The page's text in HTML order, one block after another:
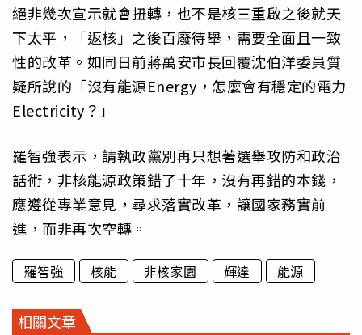
絕非幾次宣示就會扭轉，也不是核三重啟之後就天
下太平，「返核」之後百廢待舉，需要全面且一致
性的改革。如同日前蔣萬安市長回覆沈伯洋委員質
疑所說的「沒有能源Energy，怎麼會有穩定的電力
Electricity？」
羅智強表示，請執政黨別再只想著選舉攻防和政治
話術，非核能源政策錯了十年，沒有再錯的本錢，
應遵從專業意見，尋求落實改革，讓國家務實前
進，而非再次空轉。
羅智強 核能 非核家園 輝達 能源
相關文章